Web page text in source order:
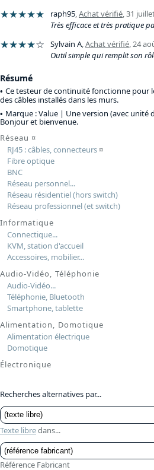
★★★★★ raph95,Achat vérifié,31
Très efficace et très pratique
★★★★☆ Sylvain A,Achat vérifié,24
Outil simple qui remplit son
Résumé
Ce testeur de continuité fonctionne pour
des câbles installés dans les murs.
Marque : Value | Une version (avec unité
Bonjour et bienvenue.
Réseau ¤
RJ45 : câbles, connecteurs¤
Fibre optique
BNC
Réseau personnel...
Réseau résidentiel (hors switch)
Réseau professionnel (et switch)
Informatique
Connectique...
KVM, station d'accueil
Accessoires, mobilier...
Audio-Vidéo, Téléphonie
Audio-Vidéo...
Téléphonie, Bluetooth
Smartphone, tablette
Alimentation, Domotique
Alimentation électrique
Domotique
Électronique
Recherches alternatives par...
Texte libredans...
Référence Fabricant